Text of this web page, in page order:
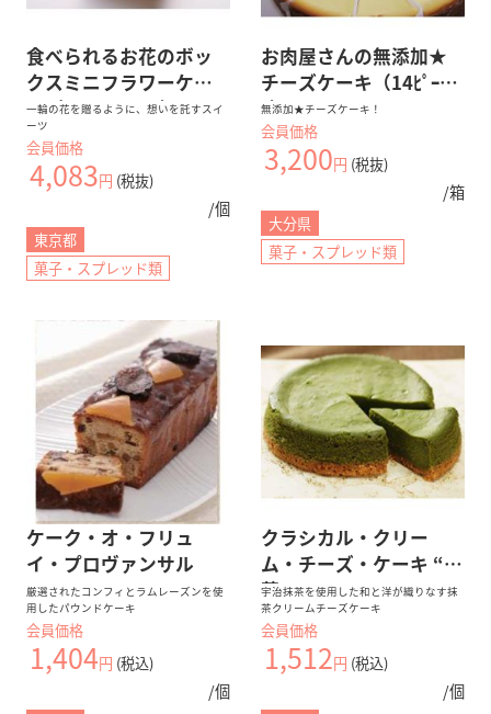
食べられるお花のボッ
クスミニフラワーケー
キ（PeachPink）
一輪の花を贈るように、想いを託すスイ
ーツ
会員価格
4,083円 (税抜)
/個
東京都
菓子・スプレッド類
お肉屋さんの無添加★
チーズケーキ（14ﾋﾟｰ
ｽ）
無添加★チーズケーキ！
会員価格
3,200円 (税抜)
/箱
大分県
菓子・スプレッド類
ケーク・オ・フリュ
イ・プロヴァンサル
厳選されたコンフィとラムレーズンを使
用したパウンドケーキ
会員価格
1,404円 (税込)
/個
クラシカル・クリー
ム・チーズ・ケーキ “抹
茶”
宇治抹茶を使用した和と洋が織りなす抹
茶クリームチーズケーキ
会員価格
1,512円 (税込)
/個